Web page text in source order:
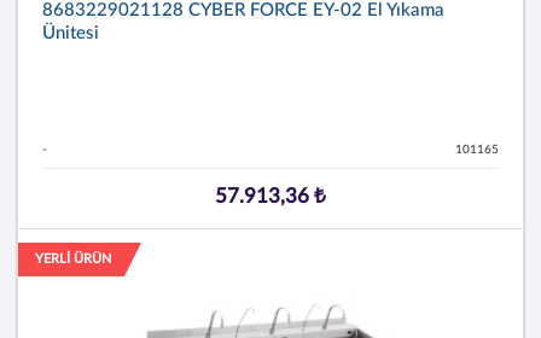
8683229021128 CYBER FORCE EY-02 El Yıkama
Ünitesi
- 101165
57.913,36 ₺
YERLİ ÜRÜN